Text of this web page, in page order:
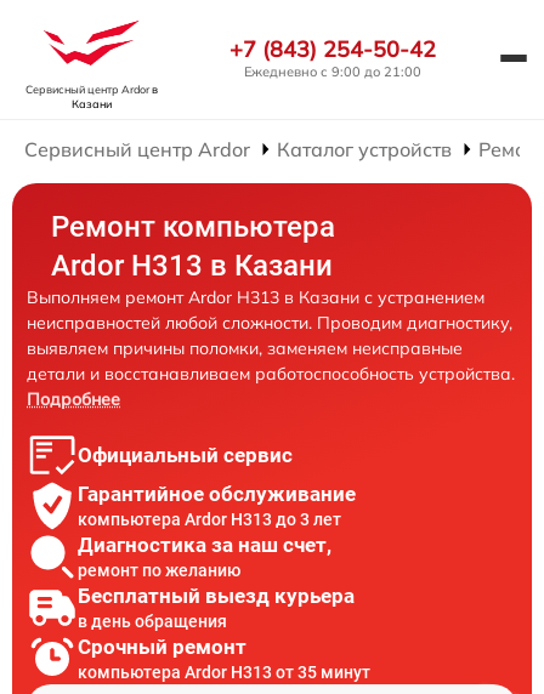
Сервисный центр Ardorв
Казани
+7 (843) 254-50-42
Ежедневно с 9:00 до 21:00
Сервисный центр Ardor Каталог устройств
Ремонт компьютера
Ardor H313 в Казани
Выполняем ремонт Ardor H313 в Казани с устранением
неисправностей любой сложности. Проводим диагностику,
выявляем причины поломки, заменяем неисправные
детали и восстанавливаем работоспособность устройства.
Подробнее
Официальный сервис
Гарантийное обслуживание
компьютера Ardor H313 до 3 лет
Диагностика за наш счет,
ремонт по желанию
Бесплатный выезд курьера
в день обращения
Срочный ремонт
компьютера Ardor H313 от 35 минут